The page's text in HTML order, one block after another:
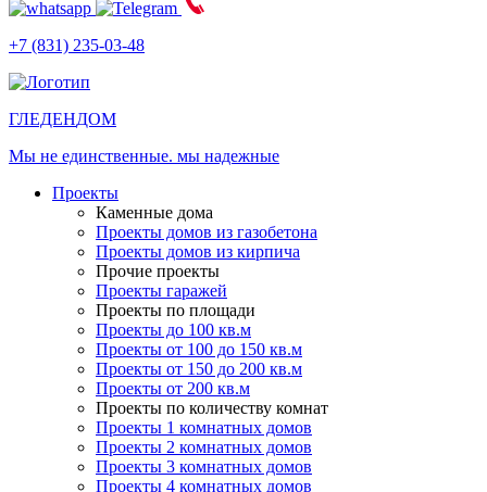
+7 (831) 235-03-48
ГЛЕДЕНДОМ
Мы не единственные. мы надежные
Проекты
Каменные дома
Проекты домов из газобетона
Проекты домов из кирпича
Прочие проекты
Проекты гаражей
Проекты по площади
Проекты до 100 кв.м
Проекты от 100 до 150 кв.м
Проекты от 150 до 200 кв.м
Проекты от 200 кв.м
Проекты по количеству комнат
Проекты 1 комнатных домов
Проекты 2 комнатных домов
Проекты 3 комнатных домов
Проекты 4 комнатных домов